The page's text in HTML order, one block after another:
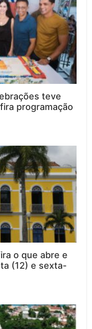
teve
programação
o que abre e
(12) e sexta-